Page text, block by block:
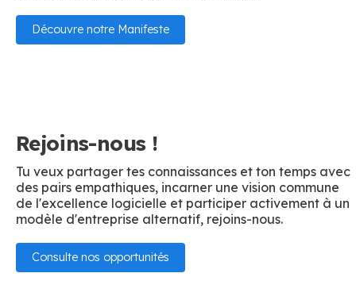
Découvre notre Manifeste
Rejoins-nous !
Tu veux partager tes connaissances et ton temps avec
des pairs empathiques, incarner une vision commune
de l'excellence logicielle et participer activement à un
modèle d'entreprise alternatif, rejoins-nous.
Consulte nos opportunités